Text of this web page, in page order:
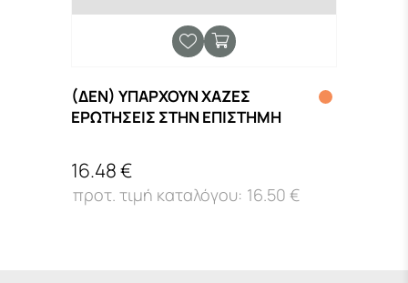
(ΔΕΝ) ΥΠΑΡΧΟΥΝ ΧΑΖΕΣ
ΕΡΩΤΗΣΕΙΣ ΣΤΗΝ ΕΠΙΣΤΗΜΗ
16.48 €
16.50 €